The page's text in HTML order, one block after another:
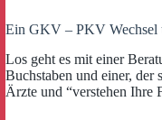
Ein GKV – PKV Wechsel
Los geht es mit einer
Buchstaben und einer,
Ärzte und “verstehen Ihre